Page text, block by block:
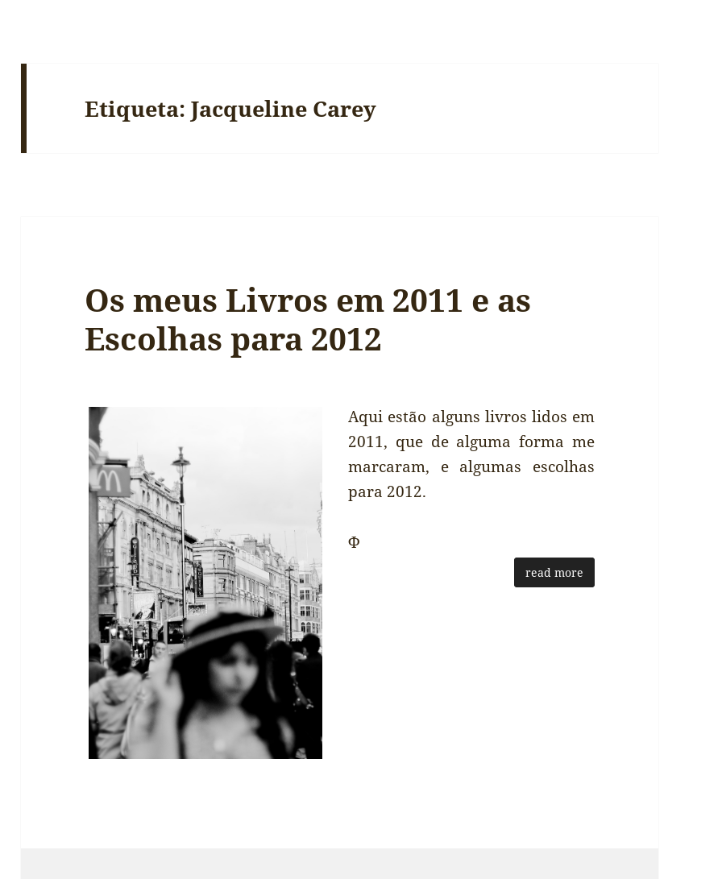
Etiqueta:Jacqueline Carey
Os meus Livros em 2011 e as
Escolhas para 2012
Aqui estão alguns livros lidos em
2011, que de alguma forma me
marcaram, e algumas escolhas
para 2012.
Φ
read more